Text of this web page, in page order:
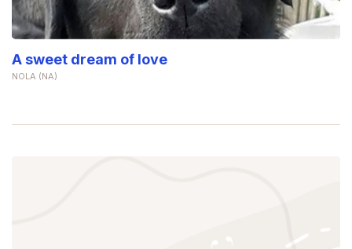
A sweet dream of love
NOLA (NA)